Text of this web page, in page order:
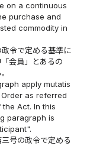
on a continuous
purchase and
commodity in
令で定める基準に
会員」とあるの
apply mutatis
as referred
Act. In this
paragraph is
号の政令で定める